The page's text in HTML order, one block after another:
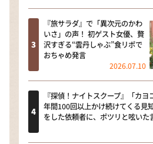
『旅サラダ』で「異次元のかわ
いさ」の声！ 初ゲスト女優、贅
沢すぎる“雲丹しゃぶ”食リポで
おちゃめ発言
2026.07.10
『探偵！ナイトスクープ』「カ
年間100回以上かけ続けてくる見
をした依頼者に、ポツリと呟い